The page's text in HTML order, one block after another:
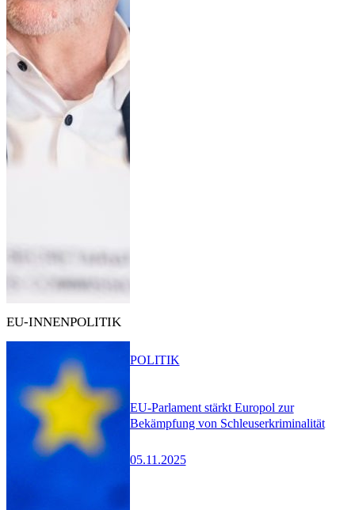
EU-INNENPOLITIK
EU-Parlament stärkt Europol zur
Bekämpfung von Schleuserkriminalität
05.11.2025
POLITIK